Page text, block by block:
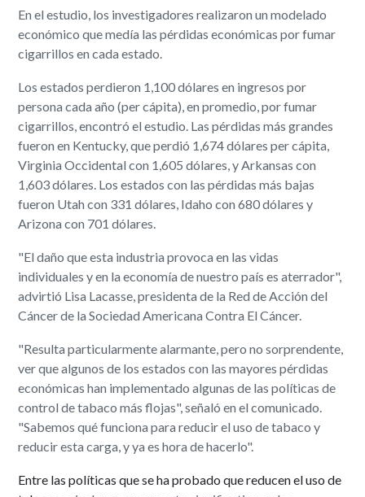
En el estudio, los investigadores realizaron un modelado
económico que medía las pérdidas económicas por fumar
cigarrillos en cada estado.
Los estados perdieron 1,100 dólares en ingresos por
persona cada año (per cápita), en promedio, por fumar
cigarrillos, encontró el estudio. Las pérdidas más grandes
fueron en Kentucky, que perdió 1,674 dólares per cápita,
Virginia Occidental con 1,605 dólares, y Arkansas con
1,603 dólares. Los estados con las pérdidas más bajas
fueron Utah con 331 dólares, Idaho con 680 dólares y
Arizona con 701 dólares.
"El daño que esta industria provoca en las vidas
individuales y en la economía de nuestro país es aterrador",
advirtió Lisa Lacasse, presidenta de la Red de Acción del
Cáncer de la Sociedad Americana Contra El Cáncer.
"Resulta particularmente alarmante, pero no sorprendente,
ver que algunos de los estados con las mayores pérdidas
económicas han implementado algunas de las políticas de
control de tabaco más flojas", señaló en el comunicado.
"Sabemos qué funciona para reducir el uso de tabaco y
reducir esta carga, y ya es hora de hacerlo".
Entre las políticas que se ha probado que reducen el uso de